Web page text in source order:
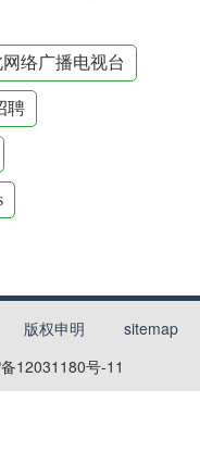
络广播电视台
聘
版权申明
sitemap
12031180号-11